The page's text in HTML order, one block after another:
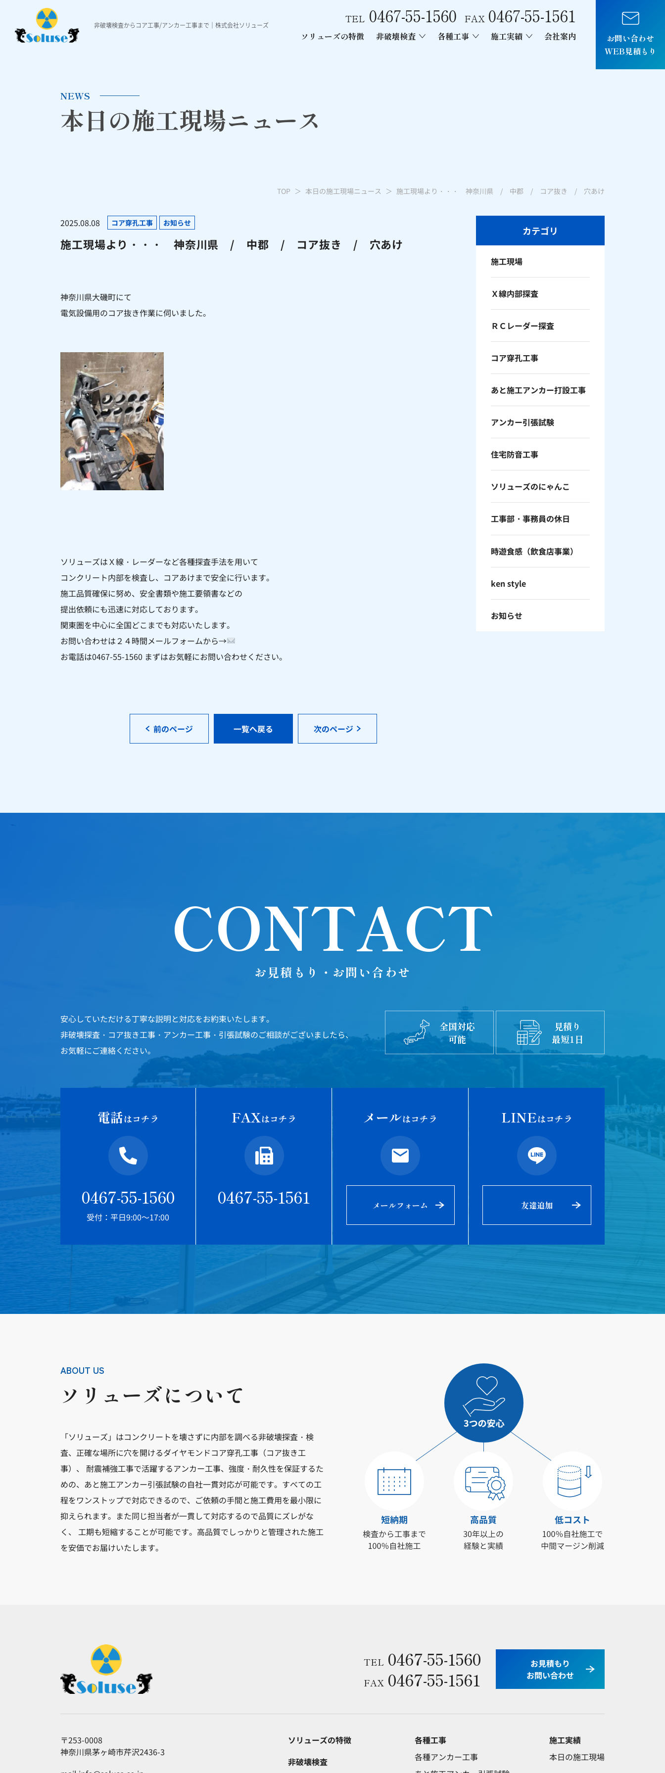
非破壊検査からコア工事/アンカー工事まで｜株式会社ソリューズ
TEL 0467-55-1560 FAX 0467-55-1561
ソリューズの特徴 非破壊検査 各種工事 施工実績 会社案内
お問い合わせ
WEB見積もり
NEWS
本日の施工現場ニュース
TOP 本日の施工現場ニュース 施工現場より・・・ 神奈川県 / 中郡 / コア抜き / 穴あけ
カテゴリ
施工現場
Ｘ線内部探査
ＲＣレーダー探査
コア穿孔工事
あと施工アンカー打設工事
アンカー引張試験
住宅防音工事
ソリューズのにゃんこ
工事部・事務員の休日
時遊食感（飲食店事業）
ken style
お知らせ
2025.08.08 コア穿孔工事 お知らせ
施工現場より・・・ 神奈川県 / 中郡 / コア抜き / 穴あけ
神奈川県大磯町にて
電気設備用のコア抜き作業に伺いました。
ソリューズはＸ線・レーダーなど各種探査手法を用いて
コンクリート内部を検査し、コアあけまで安全に行います。
施工品質確保に努め、安全書類や施工要領書などの
提出依頼にも迅速に対応しております。
関東圏を中心に全国どこまでも対応いたします。
お問い合わせは２４時間メールフォームから→
お電話は0467-55-1560 まずはお気軽にお問い合わせください。
前のページ 一覧へ戻る 次のページ
CONTACT
お見積もり・お問い合わせ
安心していただける丁寧な説明と対応をお約束いたします。
非破壊探査・コア抜き工事・アンカー工事・引張試験のご相談がございましたら、
お気軽にご連絡ください。
全国対応
可能
見積り
最短1日
電話はコチラ
0467-55-1560
受付：平日9:00～17:00
FAXはコチラ
0467-55-1561
メールはコチラ
メールフォーム
LINEはコチラ
友達追加
ABOUT US
ソリューズについて
「ソリューズ」はコンクリートを壊さずに内部を調べる非破壊探査・検
査、正確な場所に穴を開けるダイヤモンドコア穿孔工事（コア抜き工
事）、 耐震補強工事で活躍するアンカー工事、強度・耐久性を保証するた
めの、あと施工アンカー引張試験の自社一貫対応が可能です。すべての工
程をワンストップで対応できるので、ご依頼の手間と施工費用を最小限に
抑えられます。また同じ担当者が一貫して対応するので品質にズレがな
く、 工期も短縮することが可能です。高品質でしっかりと管理された施工
を安価でお届けいたします。
TEL 0467-55-1560
FAX 0467-55-1561
お見積もり
お問い合わせ
〒253-0008
神奈川県茅ヶ崎市芹沢2436-3
ソリューズの特徴
非破壊検査
各種工事
各種アンカー工事
施工実績
本日の施工現場